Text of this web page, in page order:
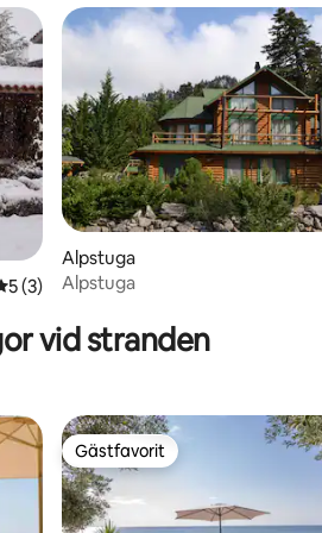
av 5 i genomsnittligt betyg, 3 omdömen
5 (3)
Alpstuga
Alpstuga
vid stranden
Gästfavorit
Gästfavorit